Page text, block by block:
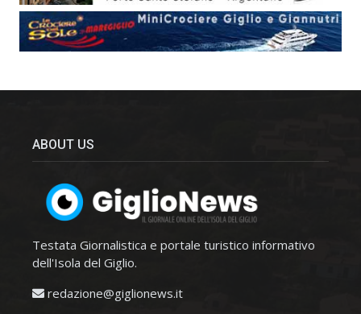
ABOUT US
Testata Giornalistica e portale turistico informativo
dell'Isola del Giglio.
redazione@giglionews.it